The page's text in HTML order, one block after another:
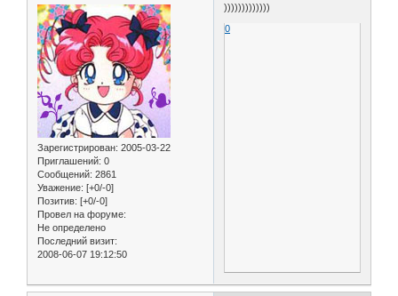
Зарегистрирован: 2005-03-22
Приглашений: 0
Сообщений: 2861
Уважение: [+0/-0]
Позитив: [+0/-0]
Провел на форуме:
Не определено
Последний визит:
2008-06-07 19:12:50
)))))))))))))
0